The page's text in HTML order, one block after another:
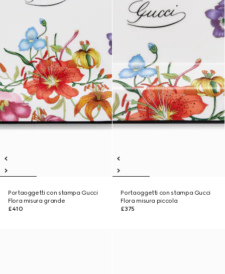
Portaoggetti con stampa Gucci
Flora misura grande
£410
Portaoggetti con stampa Gucci
Flora misura piccola
£375